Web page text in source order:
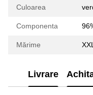
Culoarea
Componenta
Mărime XXL
Livrare